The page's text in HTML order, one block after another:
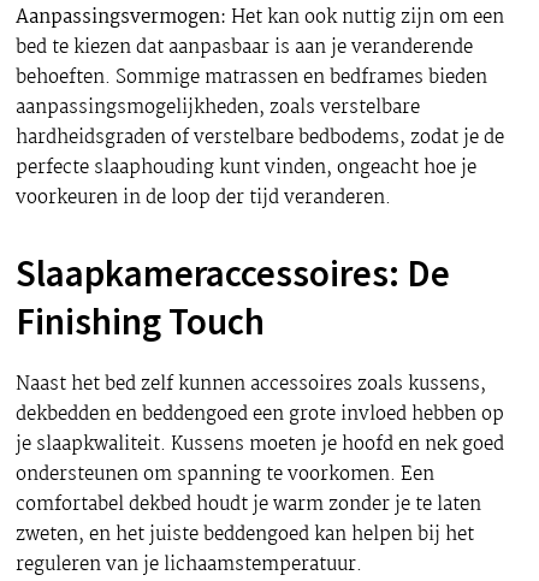
Aanpassingsvermogen: Het kan ook nuttig zijn om een
bed te kiezen dat aanpasbaar is aan je veranderende
behoeften. Sommige matrassen en bedframes bieden
aanpassingsmogelijkheden, zoals verstelbare
hardheidsgraden of verstelbare bedbodems, zodat je de
perfecte slaaphouding kunt vinden, ongeacht hoe je
voorkeuren in de loop der tijd veranderen.
Slaapkameraccessoires: De
Finishing Touch
Naast het bed zelf kunnen accessoires zoals kussens,
dekbedden en beddengoed een grote invloed hebben op
je slaapkwaliteit. Kussens moeten je hoofd en nek goed
ondersteunen om spanning te voorkomen. Een
comfortabel dekbed houdt je warm zonder je te laten
zweten, en het juiste beddengoed kan helpen bij het
reguleren van je lichaamstemperatuur.